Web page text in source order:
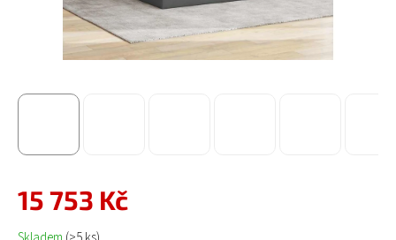
15 753 Kč
Měrná cena: